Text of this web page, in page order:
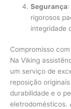
Segurança
rigorosos
integridade
Compromisso
Na Viking
um serviço de
reposição
durabilidade e o
eletrodomésticos.